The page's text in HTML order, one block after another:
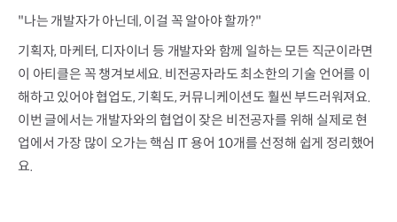
"나는 개발자가 아닌데, 이걸 꼭 알아야 할까?"
기획자, 마케터, 디자이너 등 개발자와 함께 일하는 모든 직군이라면
이 아티클은 꼭 챙겨보세요. 비전공자라도 최소한의 기술 언어를 이
해하고 있어야 협업도, 기획도, 커뮤니케이션도 훨씬 부드러워져요.
이번 글에서는 개발자와의 협업이 잦은 비전공자를 위해 실제로 현
업에서 가장 많이 오가는 핵심 IT 용어 10개를 선정해 쉽게 정리했어
요.